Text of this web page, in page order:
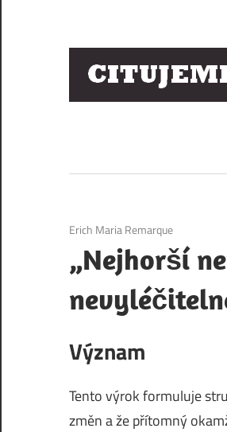
4. 12. 2020
Erich Maria Remarque
„Nejhorší
Význam
Tento výrok formuluje
změn a že přítomný